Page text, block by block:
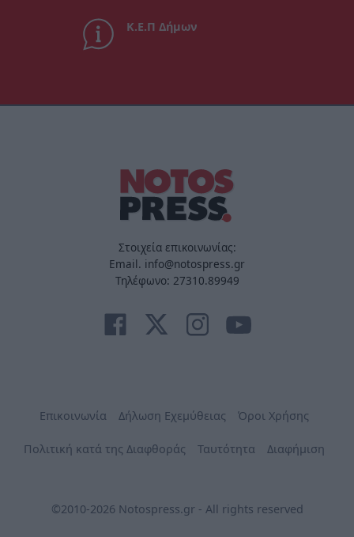
Κ.Ε.Π Δήμων
Στοιχεία επικοινωνίας:
Email. info@notospress.gr
Τηλέφωνο: 27310.89949
Επικοινωνία Δήλωση Εχεμύθειας Όροι Χρήσης
Πολιτική κατά της Διαφθοράς Ταυτότητα Διαφήμιση
©2010-2026 Notospress.gr - All rights reserved